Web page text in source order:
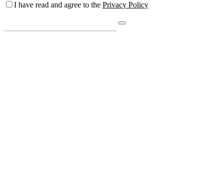
I have read and agree to the Privacy Policy